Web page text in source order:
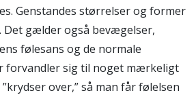
Genstandes størrelser og former
gælder også bevægelser,
følesans og de normale
forvandler sig til noget mærkeligt
over,” så man får følelsen